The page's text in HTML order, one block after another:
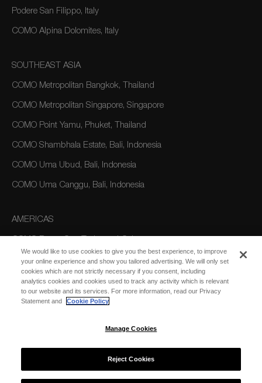
Podere San Filippo, Italy
COMO Alpina Dolomites, Italy
SOUTHEAST ASIA
COMO Metropolitan Bangkok, Thailand
COMO Metropolitan Singapore, Singapore
COMO Point Yamu, Phuket, Thailand
COMO Shambhala Estate, Bali, Indonesia
COMO Uma Ubud, Bali, Indonesia
COMO Uma Canggu, Bali, Indonesia
AMERICAS
AUSTRALIA/OCEANIA
COMO The Treasury, Perth
We would like to use cookies to give you the best experience, to improve
your online experience and show you tailored advertising. We will only set
cookies which are not strictly necessary if you consent, including
analytics cookies and cookies used to track any activity which is relevant
to our website and its services. For more information, read our Privacy
Statement and
Cookie Policy
Manage Cookies
Reject Cookies